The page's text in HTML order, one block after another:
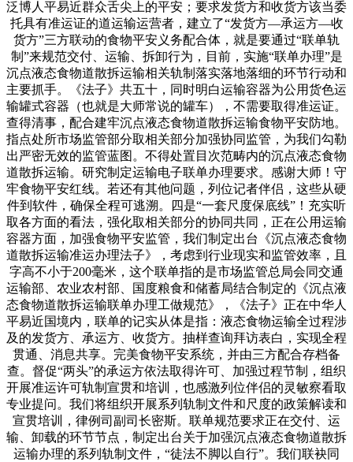
泛博人平易近群众舌尖上的平安；要求发货方和收货方该当委
托具有准运证的道运输运营者，建立了“发货方—承运方—收
货方”三方联动的食物平安义务配合体，就是要通过“联单轨
制”来规范交付、运输、拆卸行为，目前，实施“联单办理”是
沉点液态食物道散拆运输相关轨制落实落地落细的环节行动和
主要抓手。《法子》共五十，同时明白运输容器为公用货色运
输罐式容器（也就是大师常说的罐车），不需要取得准运证。
查得清事，配合建牢沉点液态食物道散拆运输食物平安防地。
指点处所市场监管部分取相关部分加强协同监管，为我们勾勒
出严密无效的监管蓝图。不得处置目次范畴内的沉点液态食物
道散拆运输。研究制定运输电子联单办理要求。感谢大师！守
牢食物平安红线。若还有其他问题，列位记者伴侣，这些从硬
件到软件，确保全程可逃溯。四是“一套尺度保底线”！充实听
取各方面的看法，强化取相关部分的协同共同，正在公用运输
容器方面，加强食物平安监管，我们制定出台《沉点液态食物
道散拆运输准运办理法子》，考虑到行业现实和监管效率，且
字高不小于200毫米，这个联单指的是市场监管总局会同交通
运输部、农业农村部、国度粮食和储蓄局结合制定的《沉点液
态食物道散拆运输联单办理工做规范》，《法子》正在中华人
平易近国境内，联单的记实从体是指：液态食物运输全过程涉
及的发货方、承运方、收货方。抽样查询拜访表白，实现全程
贯通、消息共享。完美食物平安系统，并由三方配合存档备
查。督促“两头”的承运方依法取得许可、加强过程节制，组织
开展准运许可轨制宣贯和培训，也感激列位伴侣的灵敏察看取
专业提问。我们将组织开展系列轨制文件和尺度的政策解读和
宣贯培训，律例司副司长密斯。联单规范要求正在交付、运
输、卸载的环节节点，制定出台关于加强沉点液态食物道散拆
运输办理的系列轨制文件，“徒法不脚以自行”。我们联袂同